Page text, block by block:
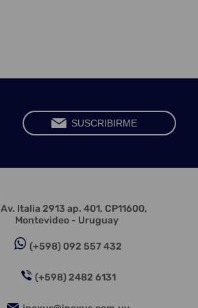
Av. Italia 2913 ap. 401, CP11600,
Montevideo - Uruguay
(+598) 092 557 432
(+598) 2482 6131